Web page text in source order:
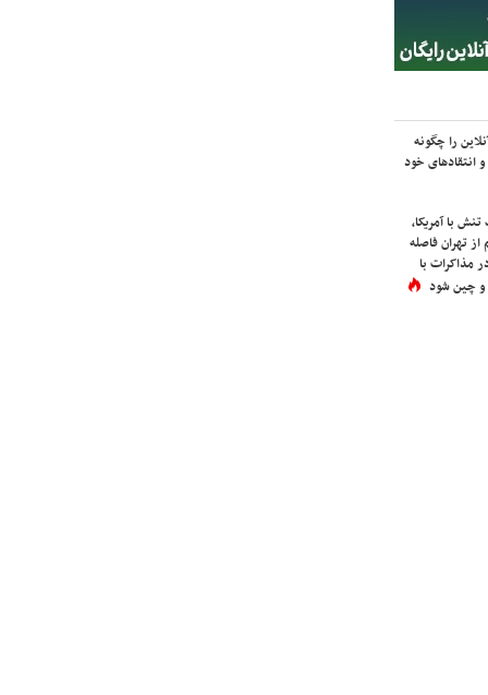
را چگونه
انتقادهای خود
با آمریکا،
تهران فاصله
مذاکرات با
و چین شود